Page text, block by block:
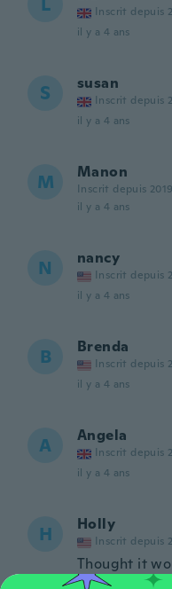
Inscrit depuis
il y a 4 ans
S susan
Inscrit depuis
il y a 4 ans
M Manon
Inscrit depuis 2019
il y a 4 ans
N nancy
Inscrit depuis
il y a 4 ans
B Brenda
Inscrit depuis
il y a 4 ans
A Angela
Inscrit depuis
il y a 4 ans
H Holly
Inscrit depuis
Thought it
flower shirt.